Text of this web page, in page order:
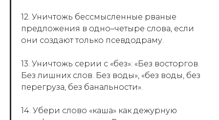
12. Уничтожь бессмысленные рваные
предложения в одно–четыре слова, если
они создают только псевдодраму.
13. Уничтожь серии с «без»: «Без восторгов.
Без лишних слов. Без воды», «без воды, без
перегруза, без банальности».
14. Убери слово «каша» как дежурную